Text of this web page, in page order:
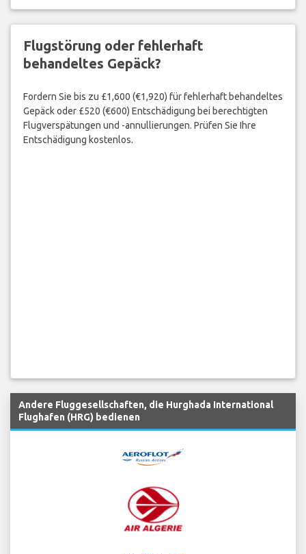
Flugstörung oder fehlerhaft
behandeltes Gepäck?
Fordern Sie bis zu £1,600 (€1,920) für fehlerhaft behandeltes
Gepäck oder £520 (€600) Entschädigung bei berechtigten
Flugverspätungen und -annullierungen. Prüfen Sie Ihre
Entschädigung kostenlos.
Andere Fluggesellschaften, die Hurghada International
Flughafen (HRG) bedienen